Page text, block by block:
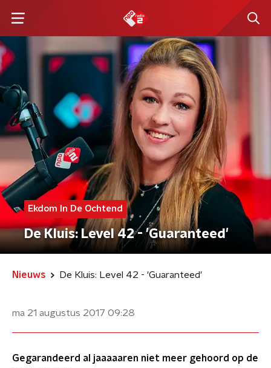
Ekdom In De Ochtend
De Kluis: Level 42 - 'Guaranteed'
Nieuws De Kluis: Level 42 - 'Guaranteed'
ma 21 augustus 2017 09:28
Gegarandeerd al jaaaaaren niet meer gehoord op de